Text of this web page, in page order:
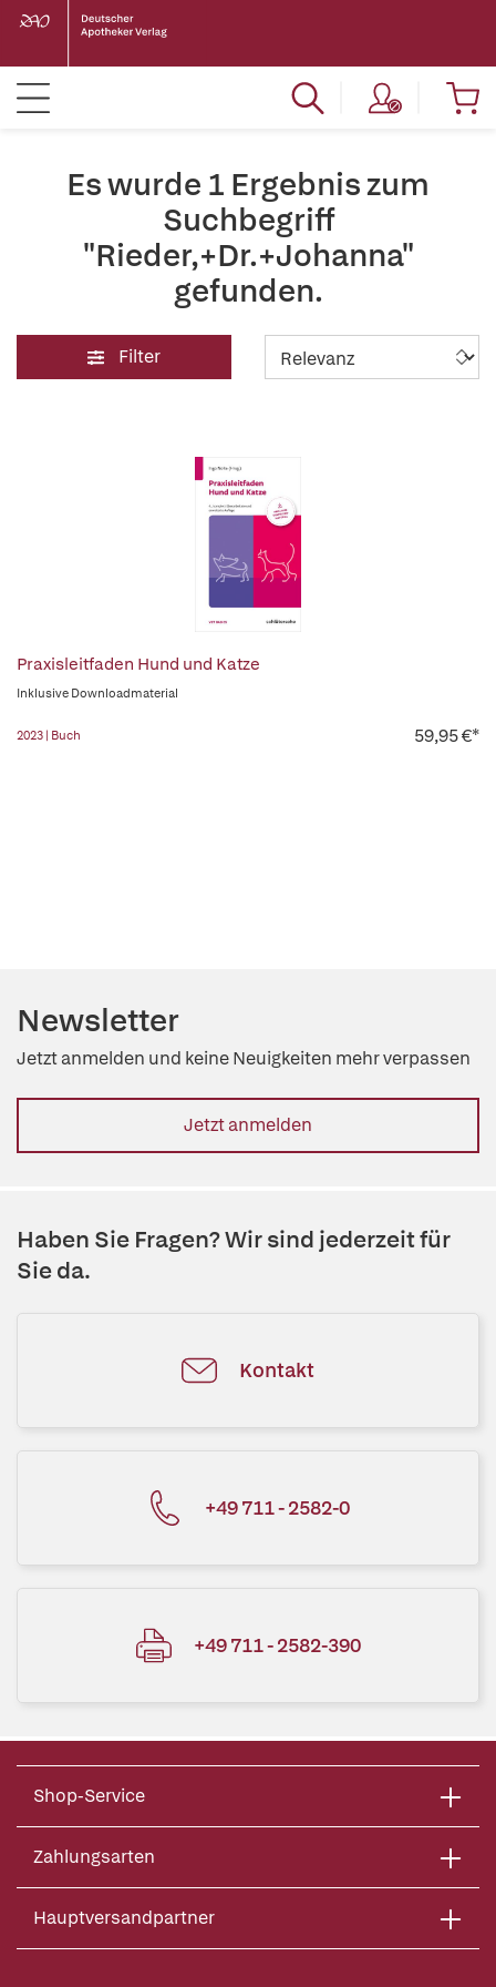
Es wurde 1 Ergebnis zum
Suchbegriff
"Rieder,+Dr.+Johanna"
gefunden.
Filter
Praxisleitfaden Hund und Katze
Inklusive Downloadmaterial
2023 | Buch 59,95 €*
Newsletter
Jetzt anmelden und keine Neuigkeiten mehr verpassen
Jetzt anmelden
Haben Sie Fragen? Wir sind jederzeit für
Sie da.
Kontakt
+49 711 - 2582-0
+49 711 - 2582-390
Shop-Service
Zahlungsarten
Hauptversandpartner